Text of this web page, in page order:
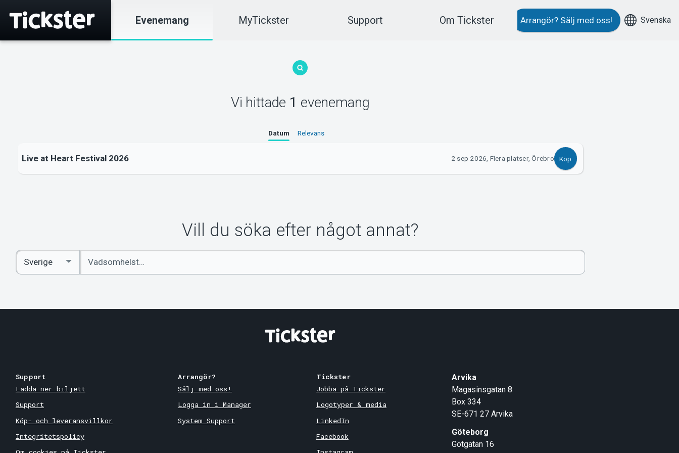
Evenemang MyTickster Support Om Tickster Arrangör? Sälj med oss! Svenska
Vi hittade 1 evenemang
Datum Relevans
Live at Heart Festival 2026 2 sep 2026, Flera platser, Örebro Köp
Vill du söka efter något annat?
Ange
sökord
Select
Country
Support
Ladda ner biljett
Support
Köp- och leveransvillkor
Integritetspolicy
Arrangör?
Sälj med oss!
Logga in i Manager
System Support
Tickster
Jobba på Tickster
Logotyper & media
LinkedIn
Facebook
Arvika
Magasinsgatan 8
Box 334
SE-671 27 Arvika
Göteborg
Götgatan 16